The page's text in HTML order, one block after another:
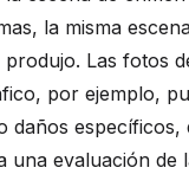
la misma
produjo. Las fotos
por ejemplo,
daños específicos,
una evaluación de